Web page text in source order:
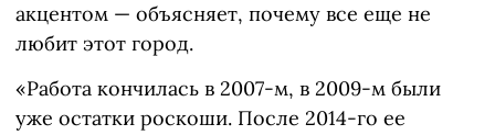
акцентом — объясняет, почему все еще не
любит этот город.
«Работа кончилась в 2007-м, в 2009-м были
уже остатки роскоши. После 2014-го ее